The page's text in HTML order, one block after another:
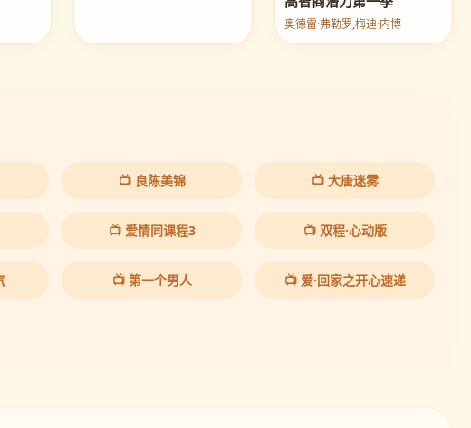
高智商潜力第一季
📺 良陈美锦 📺 大唐迷雾
📺 爱情同课程3 📺 双程·心动版